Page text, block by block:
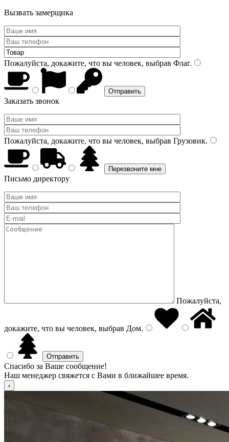
Вызвать замерщика
Пожалуйста, докажите, что вы человек, выбрав Флаг.
Заказать звонок
Пожалуйста, докажите, что вы человек, выбрав Грузовик.
Письмо директору
Пожалуйста,
докажите, что вы человек, выбрав Дом.
Спасибо за Ваше сообщение!
Наш менеджер свяжется с Вами в ближайшее время.